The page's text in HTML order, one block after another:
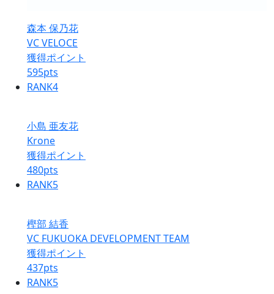
森本 保乃花
VC VELOCE
獲得ポイント
595pts
RANK4
小島 亜友花
Krone
獲得ポイント
480pts
RANK5
樫部 結香
VC FUKUOKA DEVELOPMENT TEAM
獲得ポイント
437pts
RANK5